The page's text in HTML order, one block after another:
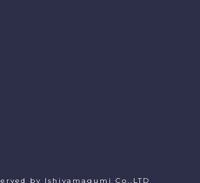
by Ishiyamagumi Co.,LTD